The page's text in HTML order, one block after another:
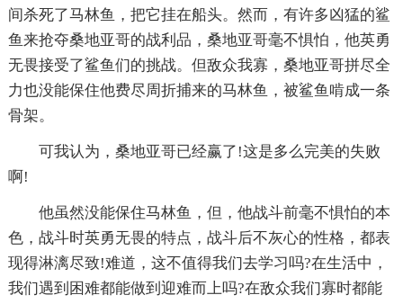
间杀死了马林鱼，把它挂在船头。然而，有许多凶猛的鲨
鱼来抢夺桑地亚哥的战利品，桑地亚哥毫不惧怕，他英勇
无畏接受了鲨鱼们的挑战。但敌众我寡，桑地亚哥拼尽全
力也没能保住他费尽周折捕来的马林鱼，被鲨鱼啃成一条
骨架。
可我认为，桑地亚哥已经赢了!这是多么完美的失败
啊!
他虽然没能保住马林鱼，但，他战斗前毫不惧怕的本
色，战斗时英勇无畏的特点，战斗后不灰心的性格，都表
现得淋漓尽致!难道，这不值得我们去学习吗?在生活中，
我们遇到困难都能做到迎难而上吗?在敌众我们寡时都能